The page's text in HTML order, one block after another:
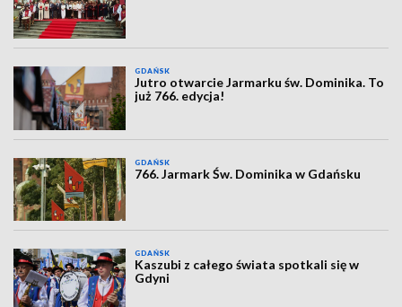
GDAŃSK
Jutro otwarcie Jarmarku św. Dominika. To
już 766. edycja!
GDAŃSK
766. Jarmark Św. Dominika w Gdańsku
GDAŃSK
Kaszubi z całego świata spotkali się w
Gdyni